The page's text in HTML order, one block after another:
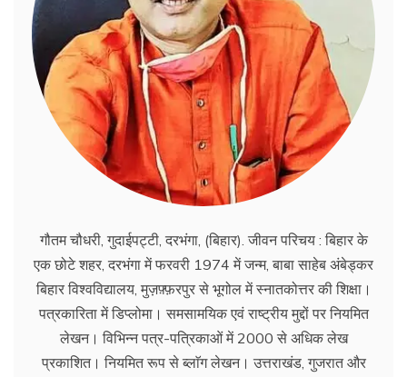
गौतम चौधरी, गुदाईपट्टी, दरभंगा, (बिहार). जीवन परिचय : बिहार के
एक छोटे शहर, दरभंगा में फरवरी 1974 में जन्म, बाबा साहेब अंबेड्कर
बिहार विश्वविद्यालय, मुज़फ़्फ़रपुर से भूगोल में स्नातकोत्तर की शिक्षा।
पत्रकारिता में डिप्लोमा। समसामयिक एवं राष्ट्रीय मुद्दों पर नियमित
लेखन। विभिन्न पत्र-पत्रिकाओं में 2000 से अधिक लेख
प्रकाशित। नियमित रूप से ब्लाॅग लेखन। उत्तराखंड, गुजरात और